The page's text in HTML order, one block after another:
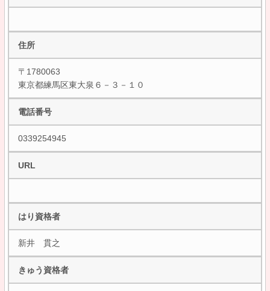
住所
〒1780063
東京都練馬区東大泉６－３－１０
電話番号
0339254945
URL
はり資格者
新井 貫之
きゅう資格者